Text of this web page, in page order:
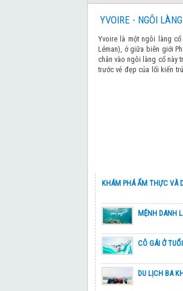
VŨ KHÚC
KHÁM PHÁ
NHẬT BẢN
NHẬT BẢN –
YVOIRE - NGÔI
Yvoire là một ngôi làng cổ
Léman), ở giữa biên giới
chân vào ngôi làng cổ này
trước vẻ đẹp của lối kiến
KHÁM PHÁ ẨM THỰC VÀ
MỆNH DANH
CÔ GÁI Ở
DU LỊCH BA